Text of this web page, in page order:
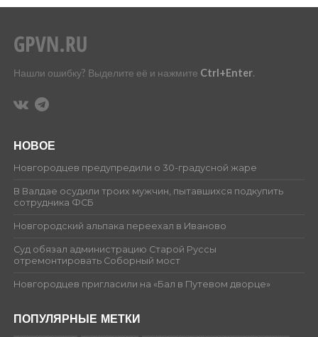
Нашли ошибку? Выделите её и нажмите Ctrl+Enter.
НОВОЕ
Новгородцев предупредили о 30-градусной жаре
В Валдае осудили троих мужчин, пытавшихся подкупить
сотрудника ФСБ
Новгородский альпака переехал в Иваново
Суд обязал администрацию Старой Руссы
отремонтировать Соборный мост
Новгородцев пригласили на «Бал в Путевом дворце»
ПОПУЛЯРНЫЕ МЕТКИ